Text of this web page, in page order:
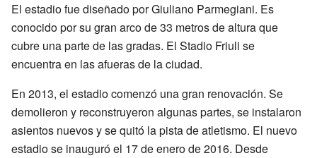
El estadio fue diseñado por Giuliano Parmegiani. Es
conocido por su gran arco de 33 metros de altura que
cubre una parte de las gradas. El Stadio Friuli se
encuentra en las afueras de la ciudad.
En 2013, el estadio comenzó una gran renovación. Se
demolieron y reconstruyeron algunas partes, se instalaron
asientos nuevos y se quitó la pista de atletismo. El nuevo
estadio se inauguró el 17 de enero de 2016. Desde